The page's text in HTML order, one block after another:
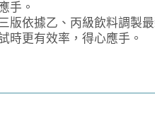
手。
依據乙、丙級飲料調製最
時更有效率，得心應手。